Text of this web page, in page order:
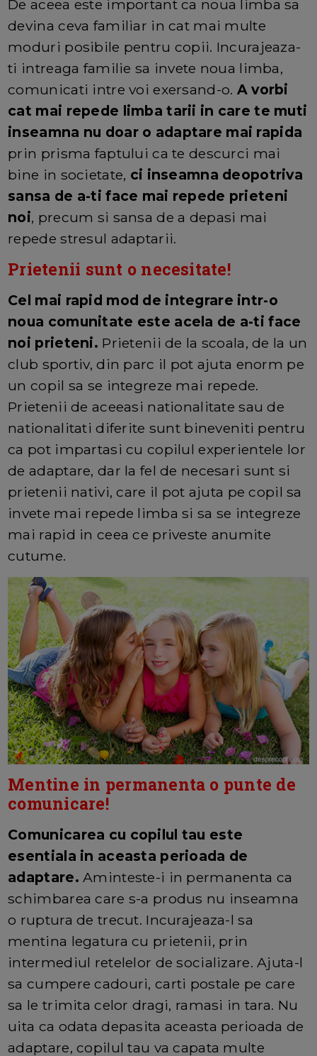
De aceea este important ca noua limba sa
devina ceva familiar in cat mai multe
moduri posibile pentru copii. Incurajeaza-
ti intreaga familie sa invete noua limba,
comunicati intre voi exersand-o. A vorbi
cat mai repede limba tarii in care te muti
inseamna nu doar o adaptare mai rapida
prin prisma faptului ca te descurci mai
bine in societate, ci inseamna deopotriva
sansa de a-ti face mai repede prieteni
noi, precum si sansa de a depasi mai
repede stresul adaptarii.
Prietenii sunt o necesitate!
Cel mai rapid mod de integrare intr-o
noua comunitate este acela de a-ti face
noi prieteni. Prietenii de la scoala, de la un
club sportiv, din parc il pot ajuta enorm pe
un copil sa se integreze mai repede.
Prietenii de aceeasi nationalitate sau de
nationalitati diferite sunt bineveniti pentru
ca pot impartasi cu copilul experientele lor
de adaptare, dar la fel de necesari sunt si
prietenii nativi, care il pot ajuta pe copil sa
invete mai repede limba si sa se integreze
mai rapid in ceea ce priveste anumite
cutume.
Mentine in permanenta o punte de
comunicare!
Comunicarea cu copilul tau este
esentiala in aceasta perioada de
adaptare.Aminteste-i in permanenta ca
schimbarea care s-a produs nu inseamna
o ruptura de trecut. Incurajeaza-l sa
mentina legatura cu prietenii, prin
intermediul retelelor de socializare. Ajuta-l
sa cumpere cadouri, carti postale pe care
sa le trimita celor dragi, ramasi in tara. Nu
uita ca odata depasita aceasta perioada de
adaptare, copilul tau va capata multe